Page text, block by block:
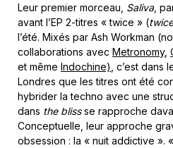
Leur premier morceau, Saliva,
avant l’EP 2-titres « twice » (
l’été. Mixés par Ash Workman
collaborations avec Metronomy,
et même Indochine) , c’est dans
Londres que les titres ont été
hybrider la techno avec une
dans the blissse rapproche
Conceptuelle, leur approche
obsession : la « nuit addictive ». «